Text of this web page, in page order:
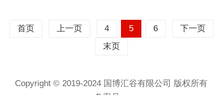
首页 上一页 4 5 6
下一页
末页
Copyright © 2019-2024 国博汇谷有限公司 版权所有